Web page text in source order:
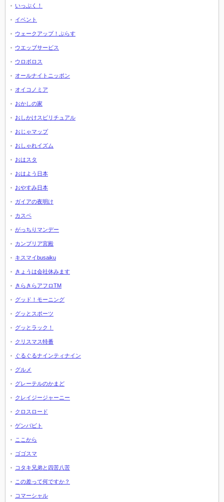
いっぷく！
イベント
ウェークアップ！ぷらす
ウエッブサービス
ウロボロス
オールナイトニッポン
オイコノミア
おかしの家
おしかけスピリチュアル
おじゃマップ
おしゃれイズム
おはスタ
おはよう日本
おやすみ日本
ガイアの夜明け
カスペ
がっちりマンデー
カンブリア宮殿
キスマイbusaiku
きょうは会社休みます
きらきらアフロTM
グッド！モーニング
グッとスポーツ
グッとラック！
クリスマス特番
ぐるぐるナインティナイン
グルメ
グレーテルのかまど
クレイジージャーニー
クロスロード
ゲンバビト
ここから
ゴゴスマ
コタキ兄弟と四苦八苦
この差って何ですか？
コマーシャル